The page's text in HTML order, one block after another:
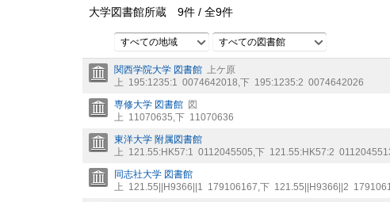
大学図書館所蔵 9件 / 全9件
すべての地域 すべての図書館
関西学院大学 図書館
上ケ原
上 195:1235:1 0074642018 下 195:1235:2 0074642026
専修大学 図書館 図
上 11070635 下 11070636
東洋大学 附属図書館
上 121.55:HK57:1 0112045505 下 121.55:HK57:2
同志社大学 図書館
上 121.55||H9366||1 179106167 下 121.55||H9366||2